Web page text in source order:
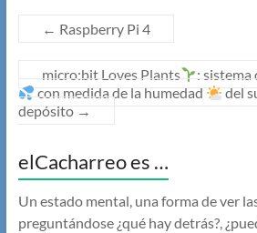
← Raspberry Pi 4
micro:bit Loves Plants
:
con medida de la humedad
del
depósito →
elCacharreo es …
Un estado mental, una forma de ver
preguntándose ¿qué hay detrás?,